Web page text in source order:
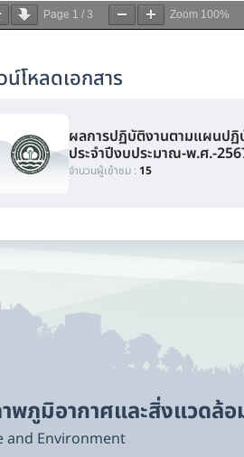
Page 1 / 3 Zoom 100%
น์โหลดเอกสาร
ผลการปฏิบัติงานตามแผนปฏิ
ประจำปีงบประมาณ-พ.ศ.-
จำนวนผู้เข้าชม : 15
พภูมิอากาศและสิ่งแวดล้อ
and Environment